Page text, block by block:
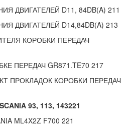
ДВИГАТЕЛЕЙ D11, 84DB(A) 211
ДВИГАТЕЛЕЙ D14,84DB(A) 213
КОРОБКИ ПЕРЕДАЧ
ПЕРЕДАЧ GR871.TE70 217
ПРОКЛАДОК КОРОБКИ ПЕРЕДАЧ
93, 113, 143221
ML4X2Z F700 221